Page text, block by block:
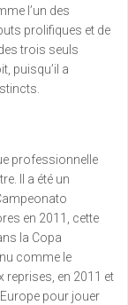
l’un des
prolifiques et de
trois seuls
puisqu’il a
professionnelle
Il a été un
en 2011, cette
la Copa
comme le
reprises, en 2011 et
pour jouer